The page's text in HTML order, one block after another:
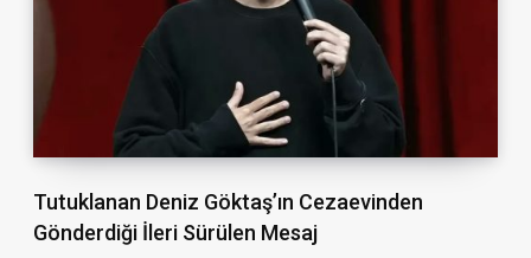
Tutuklanan Deniz Göktaş’ın Cezaevinden
Gönderdiği İleri Sürülen Mesaj